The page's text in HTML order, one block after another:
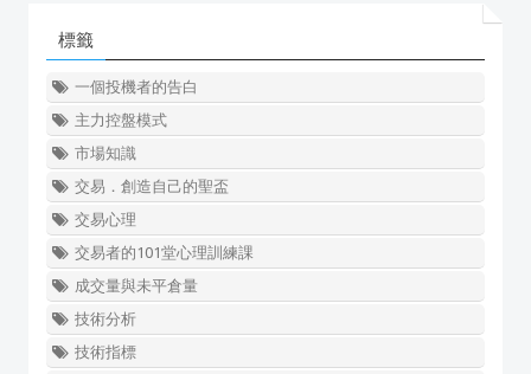
標籤
一個投機者的告白
主力控盤模式
市場知識
交易．創造自己的聖盃
交易心理
交易者的101堂心理訓練課
成交量與未平倉量
技術分析
技術指標